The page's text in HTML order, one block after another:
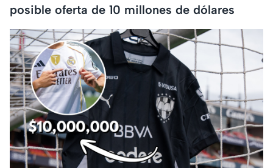
posible oferta de 10 millones de dólares